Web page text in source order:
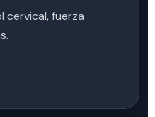
cervical, fuerza